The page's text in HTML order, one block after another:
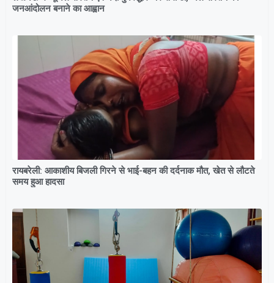
जनआंदोलन बनाने का आह्वान
रायबरेली: आकाशीय बिजली गिरने से भाई-बहन की दर्दनाक मौत, खेत से लौटते
समय हुआ हादसा